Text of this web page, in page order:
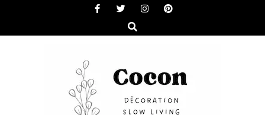
content
Search